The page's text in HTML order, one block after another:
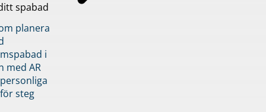
spabad
planera
i
med AR
steg